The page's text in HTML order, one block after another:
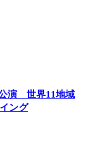
演 世界11地域
ング